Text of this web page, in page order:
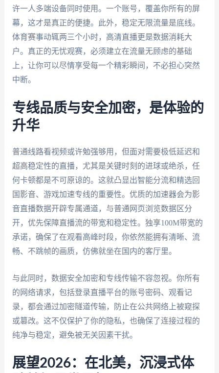
许一人多端设备同时使用。一个账号，覆盖你所有的屏
幕，这才是真正的便捷。此外，稳定无限流量是底线。
体育赛事动辄两三个小时，高清直播更是数据消耗大
户。真正的无忧观赛，必须建立在流量无顾虑的基础
上，让你可以尽情享受每一个精彩瞬间，不必担心突然
中断。
专线品质与安全加密，是体验的
升华
普通线路看视频或许勉强够用，但面对需要极低延迟和
超高稳定性的直播，尤其是关键时刻的进球或绝杀，任
何卡顿都是不可原谅的。这就凸显出智能分流和精选回
国影音、游戏加速专线的重要性。优质的加速器会为影
音直播数据开辟专属通道，与普通网页浏览数据区分
开，优先保障直播流的带宽和稳定性。独享100M带宽的
承诺，确保了在观看高峰时段，你依然能拥有清晰、流
畅、不跳帧的画质，仿佛就坐在国内的客厅里。
与此同时，数据安全加密和专线传输不容忽视。你所有
的网络请求，包括登录直播平台的账号密码、观看记
录，都会通过加密隧道传输，防止在公共网络上被窥探
或篡改。这不仅保护了你的隐私，也确保了连接过程的
纯净与稳定，避免被无关因素干扰。
展望2026：在北美，沉浸式体